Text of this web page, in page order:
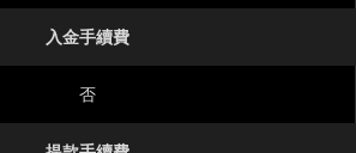
入金手續費
否